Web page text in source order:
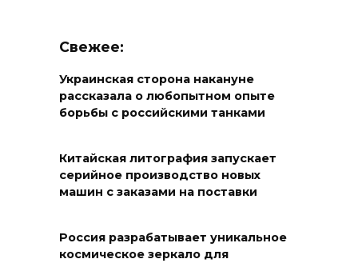
Свежее:
Украинская сторона накануне
рассказала о любопытном опыте
борьбы с российскими танками
Китайская литография запускает
серийное производство новых
машин с заказами на поставки
Россия разрабатывает уникальное
космическое зеркало для